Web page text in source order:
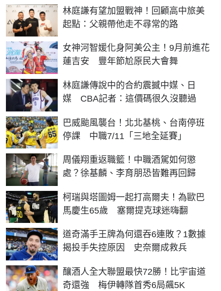
林庭謙有望加盟戰神！回顧高中旅美
起點：父親帶他走不尋常的路
女神河智媛化身阿美公主！9月前進花
蓮吉安 豐年節尬原民大會舞
林庭謙傳說中的合約震撼中媒、日
媒 CBA記者：這價碼很久沒聽過
巴威颱風襲台！北北基桃、台南停班
停課 中職7/11「三地全延賽」
周儀翔重返職籃！中職酒駕如何懲
處？徐基麟、李育朋恐皆難再回歸
柯瑞與塔圖姆一起打高爾夫！為歐巴
馬慶生65歲 塞爾提克球迷嗨翻
道奇滿手王牌為何還吞6連敗？1數據
揭投手失控原因 史奈爾成救兵
釀酒人全大聯盟最快72勝！比宇宙道
奇還強 梅伊轉隊首秀6局飆5K